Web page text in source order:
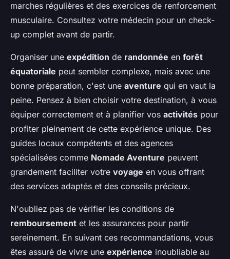
marches régulières et des exercices de renforcement
musculaire. Consultez votre médecin pour un check-
up complet avant de partir.
Organiser une expédition de randonnée en forêt
équatoriale peut sembler complexe, mais avec une
bonne préparation, c'est une aventure qui en vaut la
peine. Pensez à bien choisir votre destination, à vous
équiper correctement et à planifier vos activités pour
profiter pleinement de cette expérience unique. Des
guides locaux compétents et des agences
spécialisées comme Nomade Aventure peuvent
grandement faciliter votre voyage en vous offrant
des services adaptés et des conseils précieux.
N'oubliez pas de vérifier les conditions de
remboursement et les assurances pour partir
sereinement. En suivant ces recommandations, vous
êtes assuré de vivre une expérience inoubliable au